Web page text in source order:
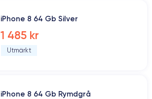
iPhone 8 64 Gb Silver
1 485 kr
Utmärkt
iPhone 8 64 Gb Rymdgrå